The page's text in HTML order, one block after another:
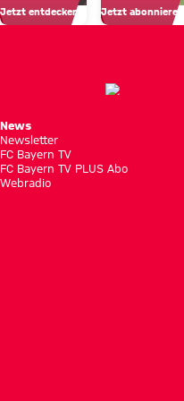
Hongkong
Profis
Jetzt entdecken
Jetzt abonnieren!
News
Newsletter
FC Bayern TV
FC Bayern TV PLUS Abo
Webradio